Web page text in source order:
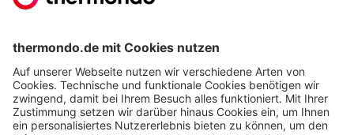
Karriere
Kontakt
Kundenservice & FAQ
Erfahrungen & Storys unserer Kunden
Freunde empfehlen: 300 € Prämie sichern